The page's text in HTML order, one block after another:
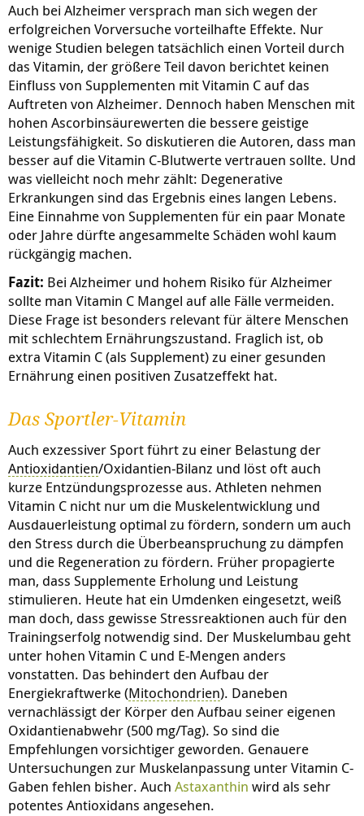
Auch bei Alzheimer versprach man sich wegen der
erfolgreichen Vorversuche vorteilhafte Effekte. Nur
wenige Studien belegen tatsächlich einen Vorteil durch
das Vitamin, der größere Teil davon berichtet keinen
Einfluss von Supplementen mit Vitamin C auf das
Auftreten von Alzheimer. Dennoch haben Menschen mit
hohen Ascorbinsäurewerten die bessere geistige
Leistungsfähigkeit. So diskutieren die Autoren, dass man
besser auf die Vitamin C-Blutwerte vertrauen sollte. Und
was vielleicht noch mehr zählt: Degenerative
Erkrankungen sind das Ergebnis eines langen Lebens.
Eine Einnahme von Supplementen für ein paar Monate
oder Jahre dürfte angesammelte Schäden wohl kaum
rückgängig machen.
Fazit: Bei Alzheimer und hohem Risiko für Alzheimer
sollte man Vitamin C Mangel auf alle Fälle vermeiden.
Diese Frage ist besonders relevant für ältere Menschen
mit schlechtem Ernährungszustand. Fraglich ist, ob
extra Vitamin C (als Supplement) zu einer gesunden
Ernährung einen positiven Zusatzeffekt hat.
Das Sportler-Vitamin
Auch exzessiver Sport führt zu einer Belastung der
Antioxidantien/Oxidantien-Bilanz und löst oft auch
kurze Entzündungsprozesse aus. Athleten nehmen
Vitamin C nicht nur um die Muskelentwicklung und
Ausdauerleistung optimal zu fördern, sondern um auch
den Stress durch die Überbeanspruchung zu dämpfen
und die Regeneration zu fördern. Früher propagierte
man, dass Supplemente Erholung und Leistung
stimulieren. Heute hat ein Umdenken eingesetzt, weiß
man doch, dass gewisse Stressreaktionen auch für den
Trainingserfolg notwendig sind. Der Muskelumbau geht
unter hohen Vitamin C und E-Mengen anders
vonstatten. Das behindert den Aufbau der
Energiekraftwerke (Mitochondrien). Daneben
vernachlässigt der Körper den Aufbau seiner eigenen
Oxidantienabwehr (500 mg/Tag). So sind die
Empfehlungen vorsichtiger geworden. Genauere
Untersuchungen zur Muskelanpassung unter Vitamin C-
Gaben fehlen bisher. Auch Astaxanthin wird als sehr
potentes Antioxidans angesehen.